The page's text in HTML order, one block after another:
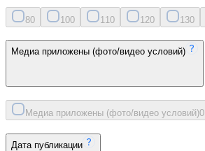
80 100 11 0 120 130
Медиа приложены (фото/видео условий)
Медиа приложены (фото/видео условий)0
Дата публикации